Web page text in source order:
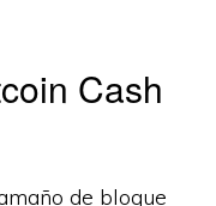
Cash
de bloque